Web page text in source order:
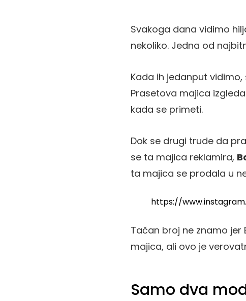
Svakoga dana vidimo
nekoliko. Jedna od
Kada ih jedanput
Prasetova majica
kada se primeti.
Dok se drugi trude da
se ta majica reklamira,
ta majica se prodala u
https://
Tačan broj ne znamo jer
majica, ali ovo je
Samo dva